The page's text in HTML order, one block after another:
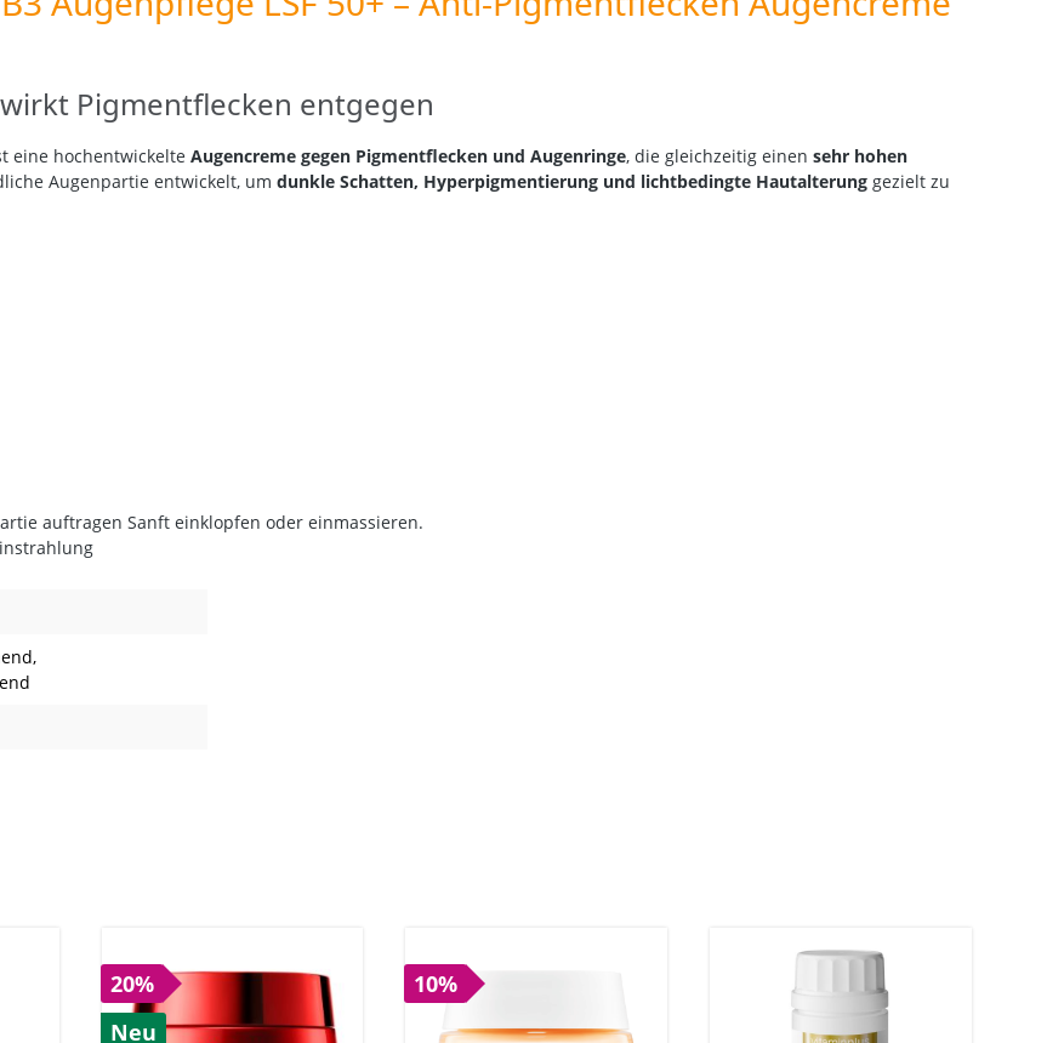
Pigmentflecken entgegen
eine hochentwickelte Augencreme gegen Pigmentflecken und Augenringe, die gleichzeitig einen sehr hohen
Augenpartie entwickelt, um dunkle Schatten, Hyperpigmentierung und lichtbedingte Hautalterung gezielt zu
auftragen Sanft einklopfen oder einmassieren.
,
20%
Neu
10%